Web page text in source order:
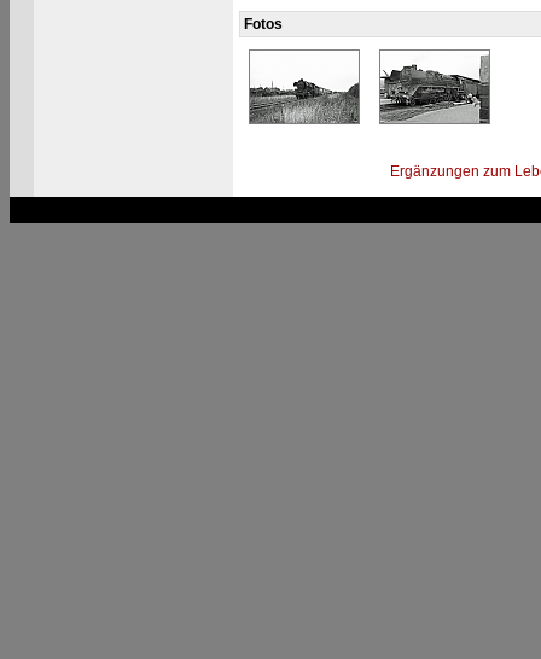
Fotos
Ergänzungen zum